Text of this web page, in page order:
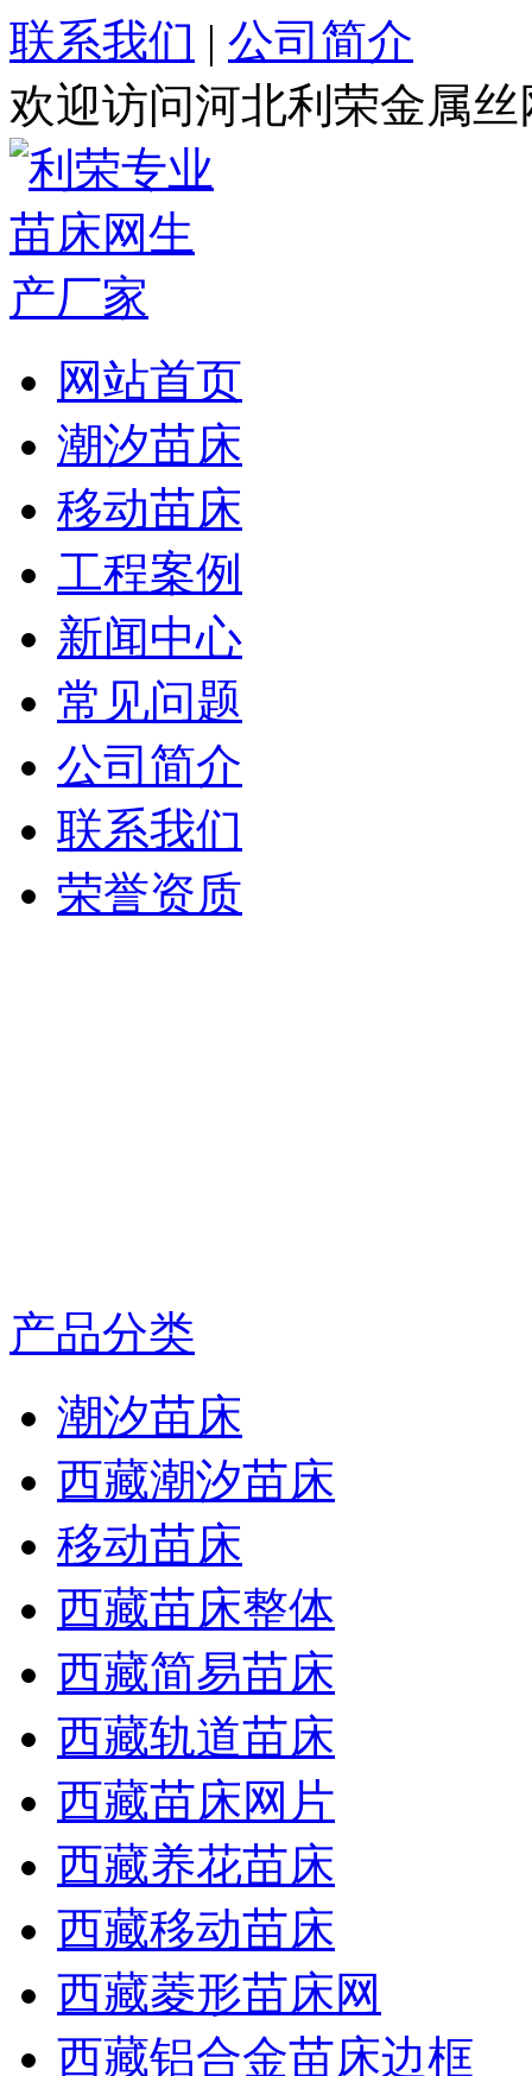
联系我们 | 公司简介
欢迎访问河北利荣金属
网站首页
潮汐苗床
移动苗床
工程案例
新闻中心
常见问题
公司简介
联系我们
荣誉资质
产品分类
潮汐苗床
西藏潮汐苗床
移动苗床
西藏苗床整体
西藏简易苗床
西藏轨道苗床
西藏苗床网片
西藏养花苗床
西藏移动苗床
西藏菱形苗床网
西藏铝合金苗床边框